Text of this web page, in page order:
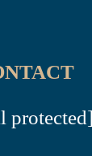
protected]